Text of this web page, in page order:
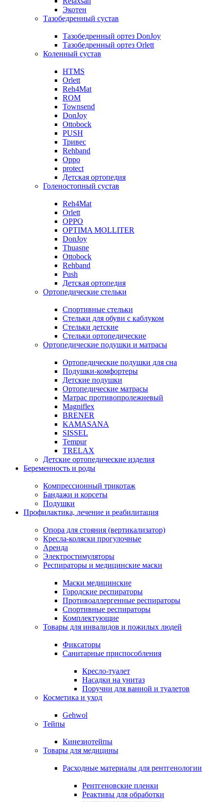
Экотен
Тазобедренный сустав
Тазобедренный ортез DonJoy
Тазобедренный ортез Orlett
Коленный сустав
HTMS
Orlett
Reh4Mat
ROM
Townsend
DonJoy
Ottobock
PUSH
Тривес
Rehband
Oppo
protect
Детская ортопедия
Голеностопный сустав
Reh4Mat
Orlett
OPPO
OPTIMA MOLLITER
DonJoy
Thuasne
Ottobock
Rehband
Push
Детская ортопедия
Ортопедические стельки
Спортивные стельки
Стельки для обуви с каблуком
Стельки детские
Стельки ортопедические
Ортопедические подушки и матрасы
Ортопедические подушки для сна
Подушки-комфортеры
Детские подушки
Ортопедические матрасы
Матрас противопролежневый
Magniflex
BRENER
KAMASANA
SISSEL
Tempur
TRELAX
Детские ортопедические изделия
Беременность и роды
Компрессионный трикотаж
Бандажи и корсеты
Подушки
Профилактика, лечение и реабилитация
Опора для стояния (вертикализатор)
Кресла-коляски прогулочные
Аренда
Электростимуляторы
Респираторы и медицинские маски
Маски медицинские
Городские респираторы
Противоаллергенные респираторы
Спортивные респираторы
Комплектующие
Товары для инвалидов и пожилых людей
Фиксаторы
Санитарные приспособления
Кресло-туалет
Насадки на унитаз
Поручни для ванной и туалетов
Косметика и уход
Gehwol
Тейпы
Кинезиотейпы
Товары для медицины
Расходные материалы для рентгенологии
Рентгеновские пленки
Реактивы для обработки